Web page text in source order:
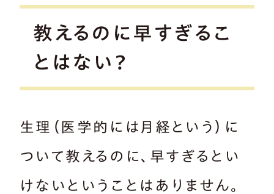
教えるのに早すぎるこ
とはない？
生理（医学的には月経という）に
ついて教えるのに、早すぎるとい
けないということはありません。